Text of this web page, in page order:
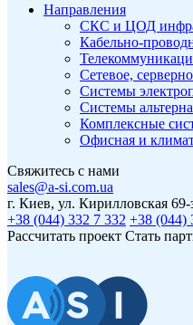
Направления
СКС и ЦОД
Кабельно-
Сетевое,
Системы
Системы
Комплексные
Офисная и
Свяжитесь с нами
sales@a-si.com.ua
г. Киев, ул. Кирилловская 69-
+38 (044) 332 7 332 +38 (044)
Рассчитать проект Стать